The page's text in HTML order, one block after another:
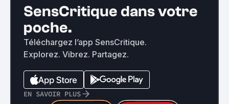
SensCritique dans votre
poche.
Téléchargez l’app SensCritique.
Explorez. Vibrez. Partagez.
EN SAVOIR PLUS